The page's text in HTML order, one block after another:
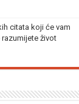
citata koji će vam
život